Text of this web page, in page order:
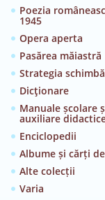
Poezia
1945
Opera aperta
Pasărea măiastră
Strategia
Dicţionare
Manuale școlare
auxiliare
Enciclopedii
Albume și cărți
Alte colecții
Varia